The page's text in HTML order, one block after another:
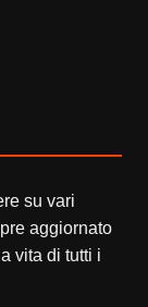
su vari
aggiornato
vita di tutti i